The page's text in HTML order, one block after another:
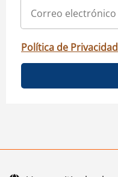
Política de Privacidad